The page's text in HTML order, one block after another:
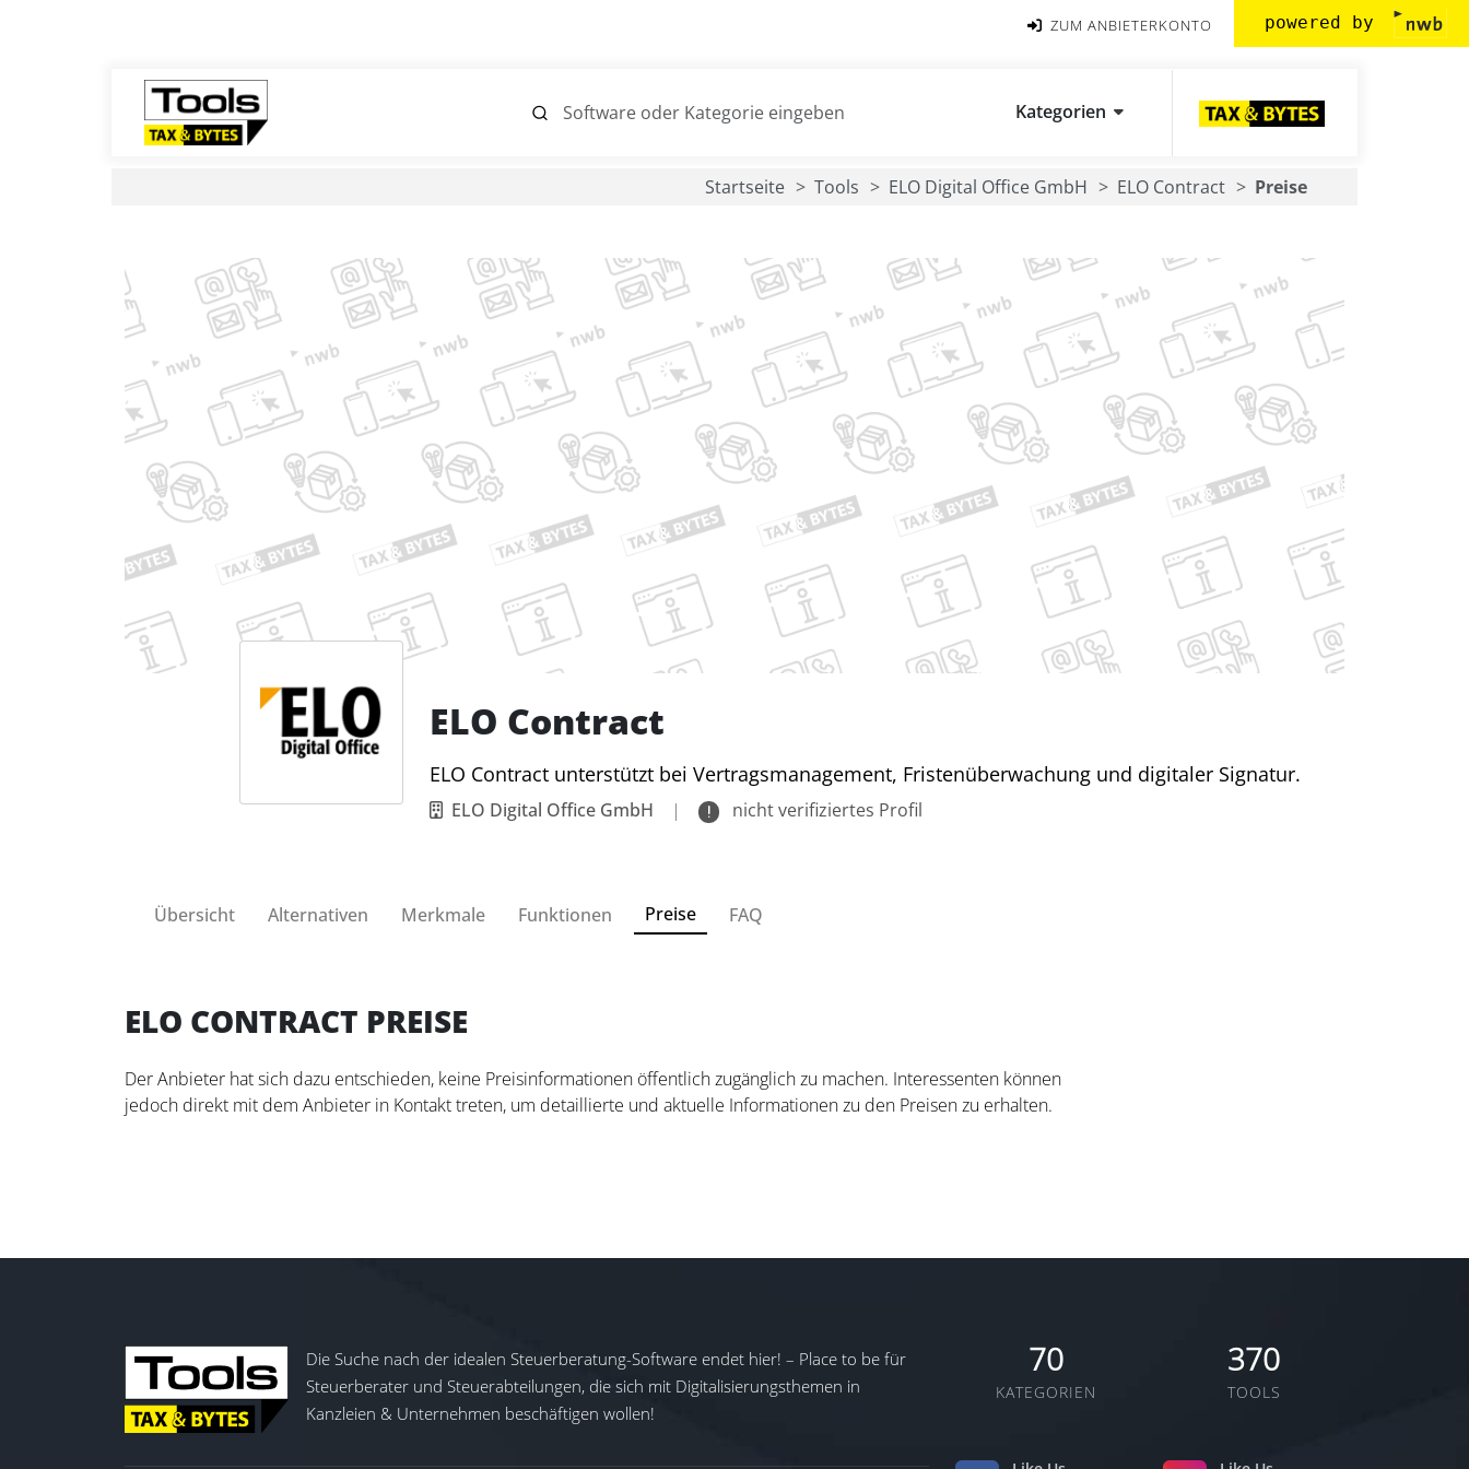
ZUM ANBIETERKONTO powered by
Kategorien
Startseite Tools ELO Digital Office GmbH ELO Contract Preise
ELO Contract
ELO Contract unterstützt bei Vertragsmanagement, Fristenüberwachung und digitaler Signatur.
ELO Digital Office GmbH | nicht verifiziertes Profil
Übersicht Alternativen Merkmale Funktionen Preise FAQ
ELO CONTRACT PREISE
Der Anbieter hat sich dazu entschieden, keine Preisinformationen öffentlich zugänglich zu machen. Interessenten können
jedoch direkt mit dem Anbieter in Kontakt treten, um detaillierte und aktuelle Informationen zu den Preisen zu erhalten.
Die Suche nach der idealen Steuerberatung-Software endet hier! – Place to be für
Steuerberater und Steuerabteilungen, die sich mit Digitalisierungsthemen in
Kanzleien & Unternehmen beschäftigen wollen!
70
KATEGORIEN
370
TOOLS